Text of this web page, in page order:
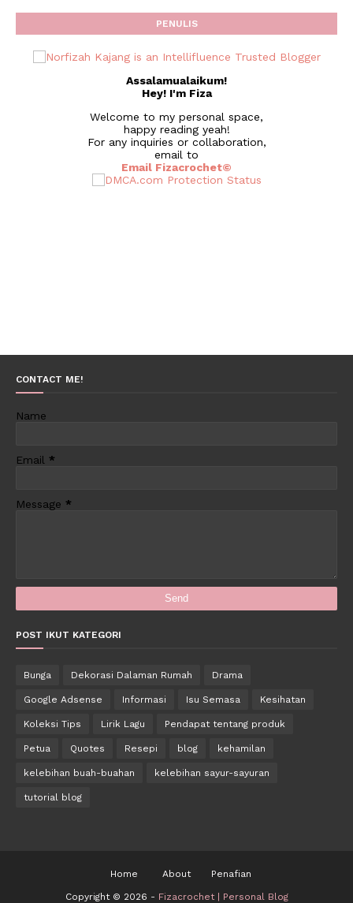
PENULIS
Assalamualaikum!
Hey! I'm Fiza
Welcome to my personal space,
happy reading yeah!
For any inquiries or collaboration,
email to
Email Fizacrochet©
CONTACT ME!
Name
Email *
Message *
POST IKUT KATEGORI
Bunga Dekorasi Dalaman Rumah Drama
Google Adsense Informasi Isu Semasa Kesihatan
Koleksi Tips Lirik Lagu Pendapat tentang produk
Petua Quotes Resepi blog kehamilan
kelebihan buah-buahan kelebihan sayur-sayuran
tutorial blog
Home About Penafian
Copyright © 2026 - Fizacrochet | Personal Blog